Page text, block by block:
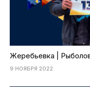
Жеребьевка |
9 НОЯБРЯ 2022